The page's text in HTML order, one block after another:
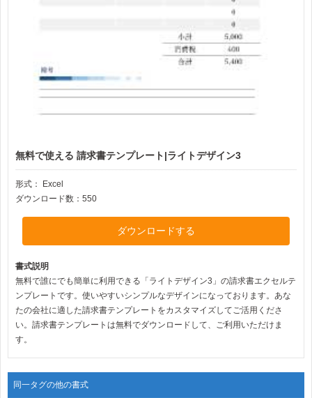
無料で使える 請求書テンプレート|ライトデザイン3
形式：
Excel
ダウンロード数：550
ダウンロードする
書式説明
無料で誰にでも簡単に利用できる「ライトデザイン3」の請求書エクセルテ
ンプレートです。使いやすいシンプルなデザインになっております。あな
たの会社に適した請求書テンプレートをカスタマイズしてご活用くださ
い。請求書テンプレートは無料でダウンロードして、ご利用いただけま
す。
同一タグの他の書式